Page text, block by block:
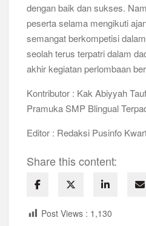
dengan baik dan sukses.
peserta selama mengikuti
semangat berkompetisi
seolah terus terpatri dalam
akhir kegiatan perlombaan
Kontributor : Kak Abiyyah
Pramuka SMP Blingual
Editor : Redaksi Pusinfo
Share this content:
Post Views : 1,130